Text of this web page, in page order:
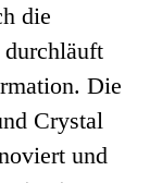
die
Die
Crystal
und